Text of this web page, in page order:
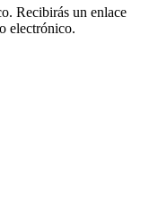
Recibirás un enlace
electrónico.